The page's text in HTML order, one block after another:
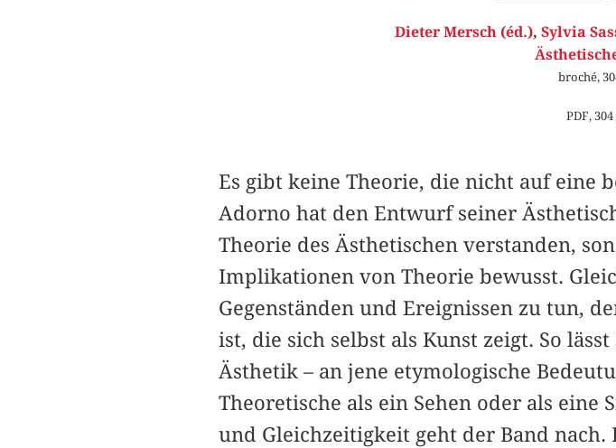
Dieter Mersch (éd.), Sylvia
broché,
PDF,
Es gibt keine Theorie, die nicht auf eine
Adorno hat den Entwurf seiner
Theorie des Ästhetischen verstanden,
Implikationen von Theorie bewusst.
Gegenständen und Ereignissen zu tun,
ist, die sich selbst als Kunst zeigt. So
Ästhetik – an jene etymologische
Theoretische als ein Sehen oder als
und Gleichzeitigkeit geht der Band nach.